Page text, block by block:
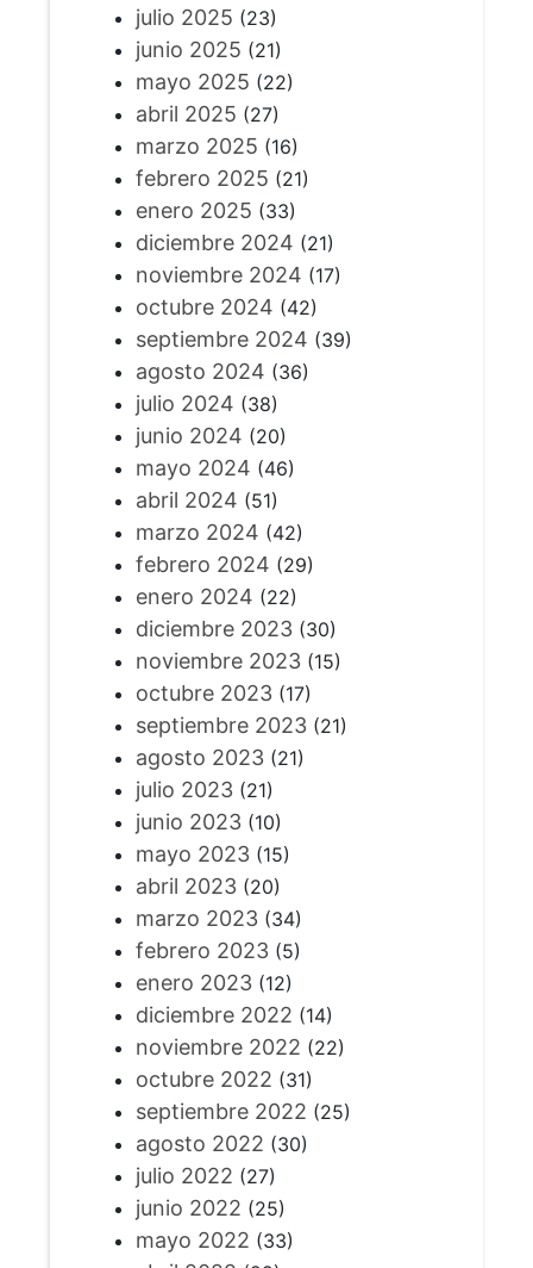
julio 2025 (23)
junio 2025 (21)
mayo 2025 (22)
abril 2025 (27)
marzo 2025 (16)
febrero 2025 (21)
enero 2025 (33)
diciembre 2024 (21)
noviembre 2024 (17)
octubre 2024 (42)
septiembre 2024 (39)
agosto 2024 (36)
julio 2024 (38)
junio 2024 (20)
mayo 2024 (46)
abril 2024 (51)
marzo 2024 (42)
febrero 2024 (29)
enero 2024 (22)
diciembre 2023(30)
noviembre 2023(15)
octubre 2023(17)
septiembre 2023(21)
agosto 2023(21)
julio 2023(21)
junio 2023(10)
mayo 2023(15)
abril 2023(20)
marzo 2023(34)
febrero 2023(5)
enero 2023(12)
diciembre 2022 (14)
noviembre 2022 (22)
octubre 2022 (31)
septiembre 2022 (25)
agosto 2022 (30)
julio 2022 (27)
junio 2022 (25)
mayo 2022 (33)